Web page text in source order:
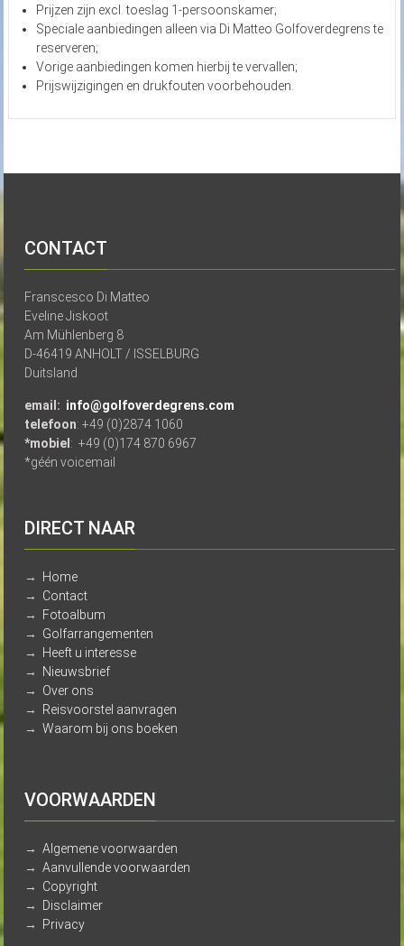
Prijzen zijn excl. toeslag 1-persoonskamer;
Speciale aanbiedingen alleen via Di Matteo Golfoverdegrens te
reserveren;
Vorige aanbiedingen komen hierbij te vervallen;
Prijswijzigingen en drukfouten voorbehouden.
CONTACT
Franscesco Di Matteo
Eveline Jiskoot
Am Mühlenberg 8
D-46419 ANHOLT / ISSELBURG
Duitsland
email: info@golfoverdegrens.com
telefoon: +49 (0)2874 1060
*mobiel : +49 (0)174 870 6967
*géén voicemail
DIRECT NAAR
→ Home
→ Contact
→ Fotoalbum
→ Golfarrangementen
→ Heeft u interesse
→ Nieuwsbrief
→ Over ons
→ Reisvoorstel aanvragen
→Waarom bij ons boeken
VOORWAARDEN
→Algemene voorwaarden
→Aanvullende voorwaarden
→ Copyright
→ Disclaimer
→ Privacy